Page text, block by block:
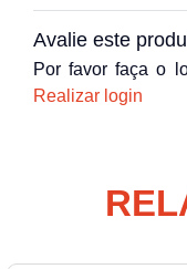
Avalie este
Por favor faça o
Realizar login